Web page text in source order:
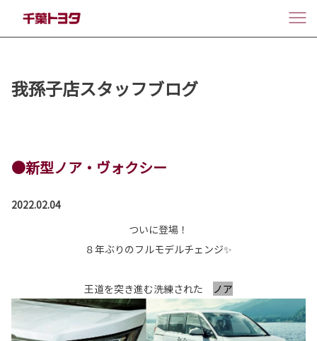
我孫子店スタッフブログ
●新型ノア・ヴォクシー
2022.02.04
ついに登場！
８年ぶりのフルモデルチェンジ✨
王道を突き進む洗練された ノア